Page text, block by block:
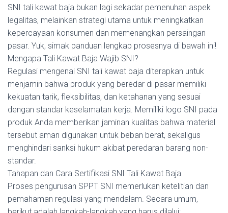
SNI tali kawat baja bukan lagi sekadar pemenuhan aspek
legalitas, melainkan strategi utama untuk meningkatkan
kepercayaan konsumen dan memenangkan persaingan
pasar. Yuk, simak panduan lengkap prosesnya di bawah ini!
Mengapa Tali Kawat Baja Wajib SNI?
Regulasi mengenai SNI tali kawat baja diterapkan untuk
menjamin bahwa produk yang beredar di pasar memiliki
kekuatan tarik, fleksibilitas, dan ketahanan yang sesuai
dengan standar keselamatan kerja. Memiliki logo SNI pada
produk Anda memberikan jaminan kualitas bahwa material
tersebut aman digunakan untuk beban berat, sekaligus
menghindari sanksi hukum akibat peredaran barang non-
standar.
Tahapan dan Cara Sertifikasi SNI Tali Kawat Baja
Proses pengurusan SPPT SNI memerlukan ketelitian dan
pemahaman regulasi yang mendalam. Secara umum,